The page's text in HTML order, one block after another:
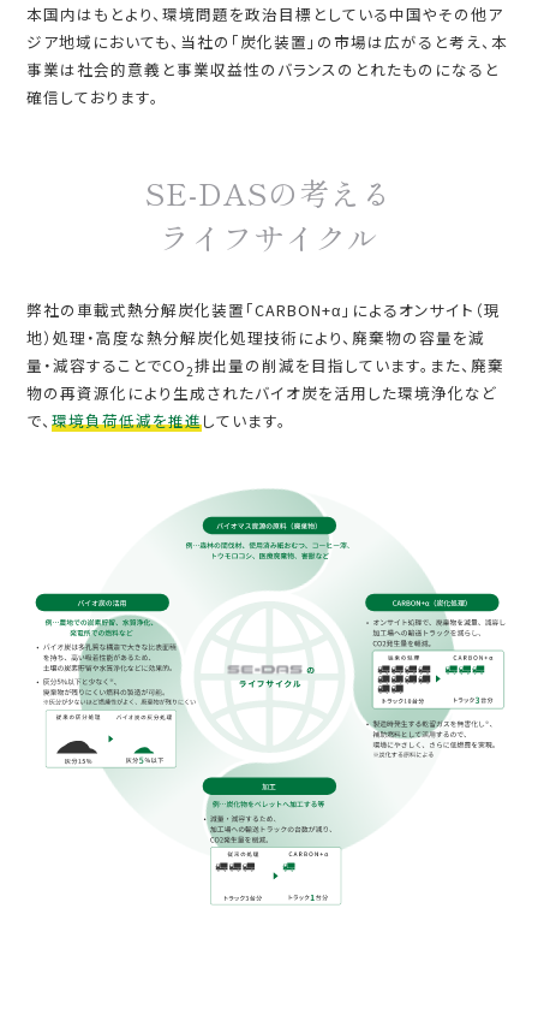
本国内はもとより、環境問題を政治目標としている中国やその他ア
ジア地域においても、当社の「炭化装置」の市場は広がると考え、本
事業は社会的意義と事業収益性のバランスのとれたものになると
確信しております。
SE-DASの考える
ライフサイクル
弊社の車載式熱分解炭化装置「CARBON+α」によるオンサイト（現
地）処理・高度な熱分解炭化処理技術により、廃棄物の容量を減
量・減容することでCO2排出量の削減を目指しています。また、廃棄
物の再資源化により生成されたバイオ炭を活用した環境浄化など
で、環境負荷低減を推進しています。